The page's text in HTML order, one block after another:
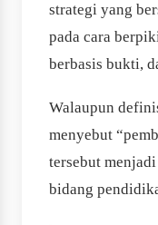
strategi yang
pada cara
berbasis bukti,
Walaupun
menyebut
tersebut
bidang